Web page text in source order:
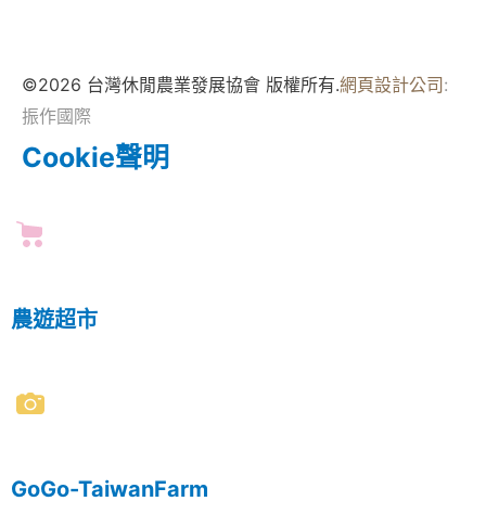
©2026 台灣休閒農業發展協會 版權所有.網頁設計公司:
振作國際
Cookie聲明
農遊超市
GoGo-TaiwanFarm